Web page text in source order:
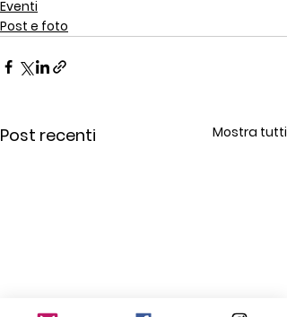
Eventi
Post e foto
Post recenti Mostra tutti